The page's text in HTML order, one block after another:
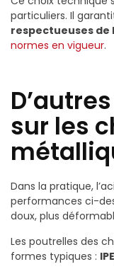
particuliers. Il
respectueuses de
normes en vigueur.
sur les
Dans la pratique,
performances ci-
doux, plus
Les poutrelles des
formes typiques :